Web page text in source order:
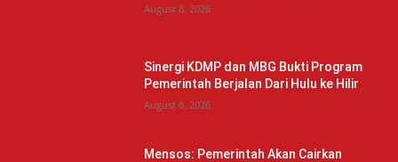
August 8, 2026
Sinergi KDMP dan MBG Bukti Program
Pemerintah Berjalan Dari Hulu ke Hilir
August 8, 2026
Mensos: Pemerintah Akan Cairkan